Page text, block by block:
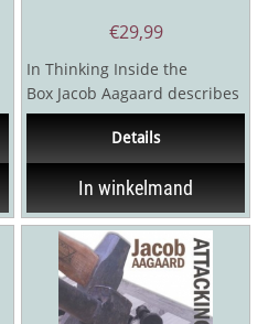
€29,99
In Thinking Inside the
Box Jacob Aagaard describes
his chess improvement
philosophy, developed...
Details
In winkelmand